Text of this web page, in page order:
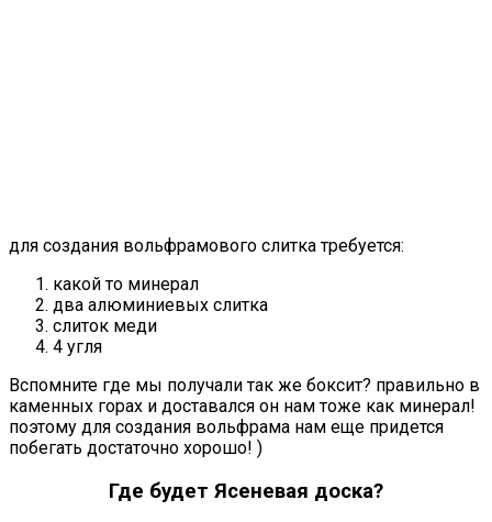
для создания вольфрамового слитка требуется:
какой то минерал
два алюминиевых слитка
слиток меди
4 угля
Вспомните где мы получали так же боксит? правильно в
каменных горах и доставался он нам тоже как минерал!
поэтому для создания вольфрама нам еще придется
побегать достаточно хорошо! )
Где будет Ясеневая доска?